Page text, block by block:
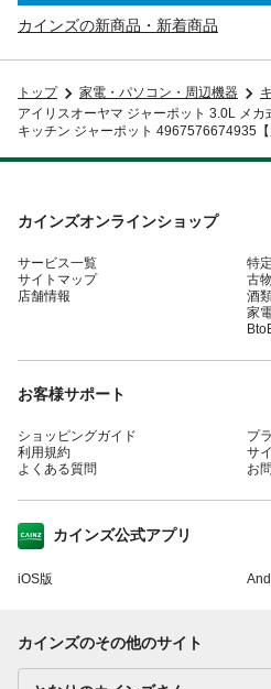
カインズの新商品・新着商品
トップ 家電・パソコン・周辺機器
アイリスオーヤマ ジャーポット 3.0L メ
キッチン ジャーポット 4967576674935【
カインズオンラインショップ
サービス一覧
サイトマップ
店舗情報
特
古
酒
家
お客様サポート
ショッピングガイド
利用規約
よくある質問
プ
サ
お
カインズ公式アプリ
iOS版
カインズのその他のサイト